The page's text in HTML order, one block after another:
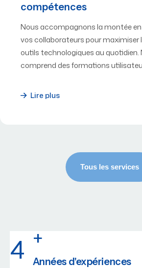
compétences
Nous accompagnons la montée
vos collaborateurs pour maximiser
outils technologiques au
comprend des formations
Lire plus
4 +
Années d'expériences